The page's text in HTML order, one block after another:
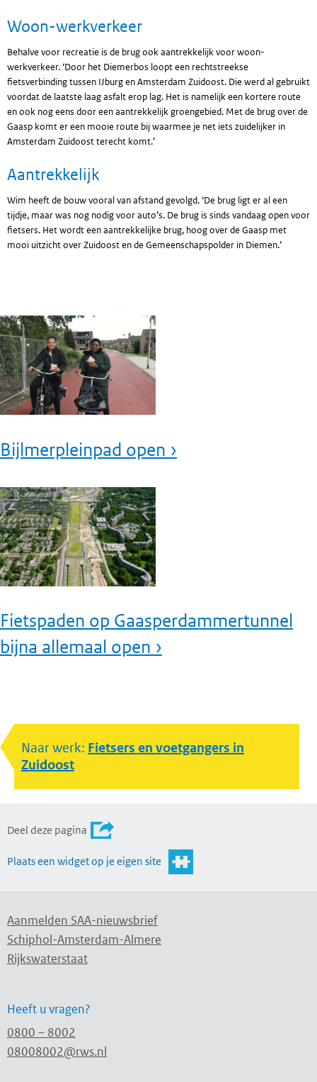
Woon-werkverkeer
Behalve voor recreatie is de brug ook aantrekkelijk voor woon-
werkverkeer. ‘Door het Diemerbos loopt een rechtstreekse
fietsverbinding tussen IJburg en Amsterdam Zuidoost. Die werd al gebruikt
voordat de laatste laag asfalt erop lag. Het is namelijk een kortere route
en ook nog eens door een aantrekkelijk groengebied. Met de brug over de
Gaasp komt er een mooie route bij waarmee je net iets zuidelijker in
Amsterdam Zuidoost terecht komt.’
Aantrekkelijk
Wim heeft de bouw vooral van afstand gevolgd. ‘De brug ligt er al een
tijdje, maar was nog nodig voor auto’s. De brug is sinds vandaag open voor
fietsers. Het wordt een aantrekkelijke brug, hoog over de Gaasp met
mooi uitzicht over Zuidoost en de Gemeenschapspolder in Diemen.’
Bijlmerpleinpad open ›
Fietspaden op Gaasperdammertunnel
bijna allemaal open ›
Naar werk: Fietsers en voetgangers in
Zuidoost
Deel deze pagina
Plaats een widget op je eigen site
Aanmelden SAA-nieuwsbrief
Schiphol-Amsterdam-Almere
Rijkswaterstaat
Heeft u vragen?
0800 – 8002
08008002@rws.nl